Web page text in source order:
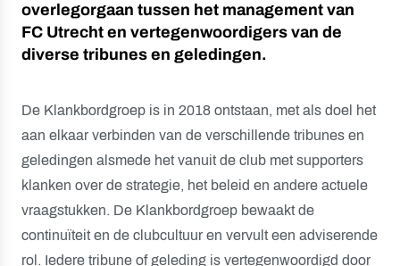
overlegorgaan tussen het management van
FC Utrecht en vertegenwoordigers van de
diverse tribunes en geledingen.
De Klankbordgroep is in 2018 ontstaan, met als doel het
aan elkaar verbinden van de verschillende tribunes en
geledingen alsmede het vanuit de club met supporters
klanken over de strategie, het beleid en andere actuele
vraagstukken. De Klankbordgroep bewaakt de
continuïteit en de clubcultuur en vervult een adviserende
rol. Iedere tribune of geleding is vertegenwoordigd door